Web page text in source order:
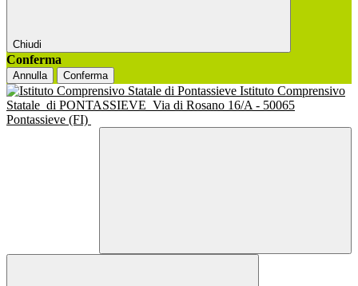
Chiudi
Conferma
Annulla Conferma
Istituto Comprensivo
Statale di PONTASSIEVE Via di Rosano 16/A - 50065
Pontassieve (FI)